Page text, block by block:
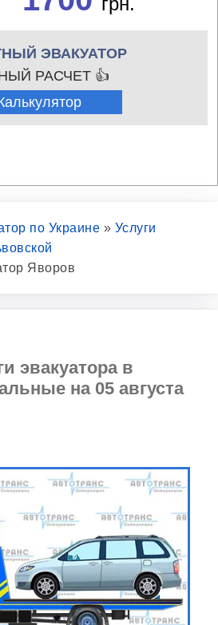
ЭВАКУАТОР
РАСЧЕТ 👍
по Украине » Услуги
Яворов
эвакуатора в
на 05 августа